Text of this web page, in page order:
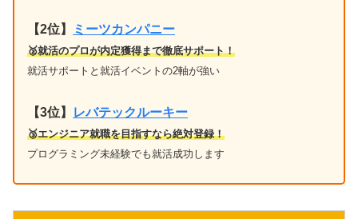
【2位】 ミーツカンパニー
🥈就活のプロが内定獲得まで徹底サポート！
就活サポートと就活イベントの2軸が強い
【3位】 レバテックルーキー
🥉エンジニア就職を目指すなら絶対登録！
プログラミング未経験でも就活成功します